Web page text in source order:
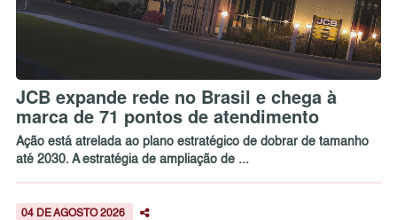
JCB expande rede no Brasil e chega à
marca de 71 pontos de atendimento
Ação está atrelada ao plano estratégico de dobrar de tamanho
até 2030. A estratégia de ampliação de ...
04 DE AGOSTO 2026